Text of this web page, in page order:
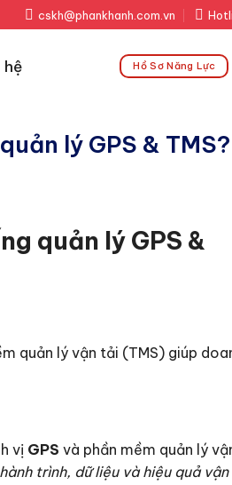
cskh@phankhanh.com.vn
hệ Hồ Sơ Năng Lực
lý GPS & TMS?
quản lý GPS &
quản lý vận tải (TMS) giúp
vị GPS và phần mềm quản lý
trình, dữ liệu và hiệu quả vận